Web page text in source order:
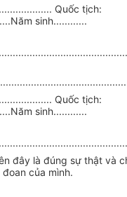
Quốc tịch:
sinh............
Quốc tịch:
sinh............
đây là đúng sự thật và
của mình.